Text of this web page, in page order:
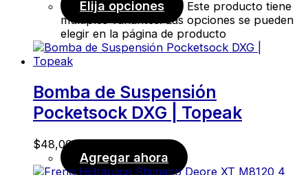
Elija opciones
Este producto tiene
múltiples variantes. Las opciones se pueden
elegir en la página de producto
Bomba de Suspensión
Pocketsock DXG | Topeak
$48,00
Agregar ahora